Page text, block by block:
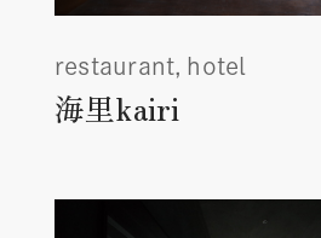
restaurant hotel
海里kairi